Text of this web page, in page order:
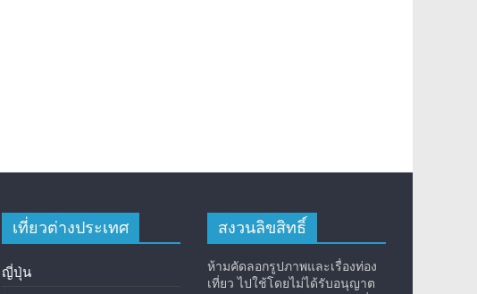
เที่ยวต่างประเทศ
ญี่ปุ่น
สงวนลิขสิทธิ์
ห้ามคัดลอกรูปภาพและเรื่องท่อง
เที่ยว ไปใช้โดยไม่ได้รับอนุญาต